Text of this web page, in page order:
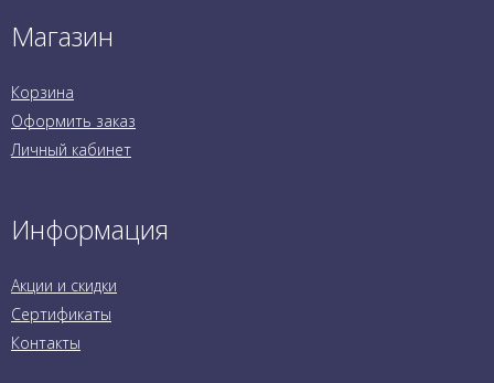
Магазин
Корзина
Оформить заказ
Личный кабинет
Информация
Акции и скидки
Сертификаты
Контакты